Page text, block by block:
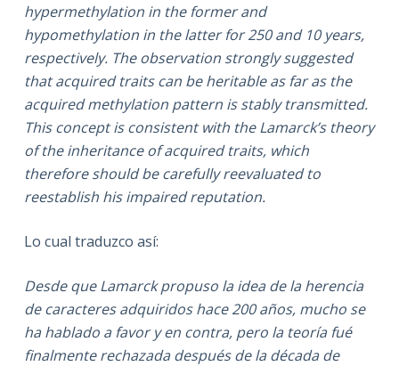
hypermethylation in the former and
hypomethylation in the latter for 250 and 10 years,
respectively. The observation strongly suggested
that acquired traits can be heritable as far as the
acquired methylation pattern is stably transmitted.
This concept is consistent with the Lamarck’s theory
of the inheritance of acquired traits, which
therefore should be carefully reevaluated to
reestablish his impaired reputation.
Lo cual traduzco así:
Desde que Lamarck propuso la idea de la herencia
de caracteres adquiridos hace 200 años, mucho se
ha hablado a favor y en contra, pero la teoría fué
finalmente rechazada después de la década de